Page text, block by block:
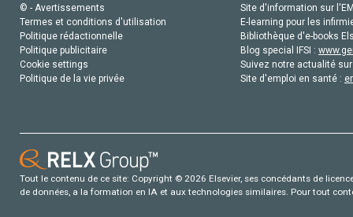
© - Avertissements
Termes et conditions d'utilisation
Politique rédactionnelle
Politique publicitaire
Cookie settings
Politique de la vie privée
Site d'information sur
E-learning pour les
Bibliothèque d'e-books
Blog special IFSI :
Suivez notre actualité
Site d'emploi en santé :
Tout le contenu de ce site: Copyright © 2026 Elsevier, ses concédants de
de données, a la formation en IA et aux technologies similaires. Pour tout